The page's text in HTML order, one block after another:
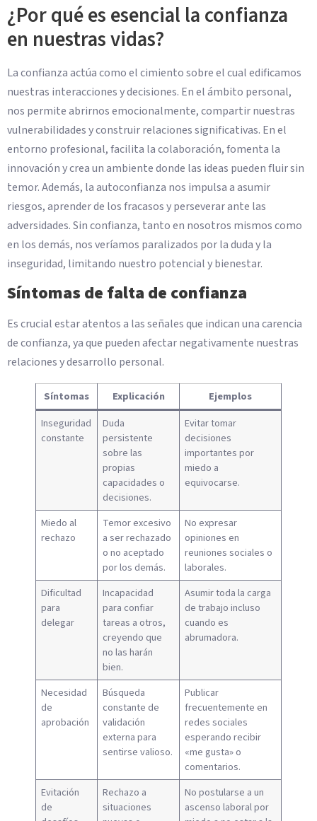
¿Por qué es esencial la confianza
en nuestras vidas?
La confianza actúa como el cimiento sobre el cual edificamos
nuestras interacciones y decisiones. En el ámbito personal,
nos permite abrirnos emocionalmente, compartir nuestras
vulnerabilidades y construir relaciones significativas. En el
entorno profesional, facilita la colaboración, fomenta la
innovación y crea un ambiente donde las ideas pueden fluir sin
temor. Además, la autoconfianza nos impulsa a asumir
riesgos, aprender de los fracasos y perseverar ante las
adversidades. Sin confianza, tanto en nosotros mismos como
en los demás, nos veríamos paralizados por la duda y la
inseguridad, limitando nuestro potencial y bienestar.
Síntomas de falta de confianza
Es crucial estar atentos a las señales que indican una carencia
de confianza, ya que pueden afectar negativamente nuestras
relaciones y desarrollo personal.
Síntomas Explicación
Ejemplos
Inseguridad
constante
Duda
persistente
sobre las
propias
capacidades o
decisiones.
Evitar tomar
decisiones
importantes por
miedo a
equivocarse.
Miedo al
rechazo
Temor excesivo
a ser rechazado
o no aceptado
por los demás.
No expresar
opiniones en
reuniones sociales o
laborales.
Dificultad
para
delegar
Incapacidad
para confiar
tareas a otros,
creyendo que
no las harán
bien.
Asumir toda la carga
de trabajo incluso
cuando es
abrumadora.
Necesidad
de
aprobación
Búsqueda
constante de
validación
externa para
sentirse valioso.
Publicar
frecuentemente en
redes sociales
esperando recibir
«me gusta» o
comentarios.
Evitación
de
Rechazo a
situaciones
No postularse a un
ascenso laboral por